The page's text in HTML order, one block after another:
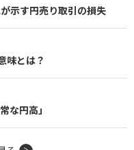
示す円売り取引の損失
味とは？
な円高」